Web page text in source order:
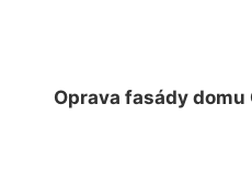
Oprava fasády domu